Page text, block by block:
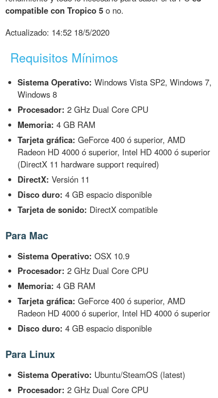
compatible con Tropico 5 o no.
Actualizado: 14:52 18/5/2020
Requisitos Mínimos
Sistema Operativo: Windows Vista SP2, Windows 7,
Windows 8
Procesador: 2 GHz Dual Core CPU
Memoria: 4 GB RAM
Tarjeta gráfica: GeForce 400 ó superior, AMD
Radeon HD 4000 ó superior, Intel HD 4000 ó superior
(DirectX 11 hardware support required)
DirectX: Versión 11
Disco duro: 4 GB espacio disponible
Tarjeta de sonido: DirectX compatible
Para Mac
Sistema Operativo: OSX 10.9
Procesador: 2 GHz Dual Core CPU
Memoria: 4 GB RAM
Tarjeta gráfica: GeForce 400 ó superior, AMD
Radeon HD 4000 ó superior, Intel HD 4000 ó superior
Disco duro: 4 GB espacio disponible
Para Linux
Sistema Operativo: Ubuntu/SteamOS (latest)
Procesador: 2 GHz Dual Core CPU